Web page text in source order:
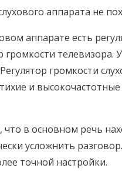
аппарата не
аппарате есть
громкости
громкости
и
в основном речь
усложнить
точной настройки.